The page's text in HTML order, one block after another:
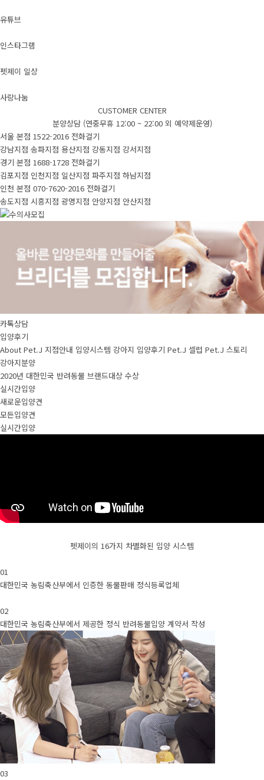
유튜브
인스타그램
펫제이 일상
사랑나눔
CUSTOMER CENTER
분양상담 (연중무휴 12:00 ~ 22:00 외 예약제운영)
서울 본점 1522-2016 전화걸기
강남지점 송파지점 용산지점 강동지점 강서지점
경기 본점 1688-1728 전화걸기
김포지점 인천지점 일산지점 파주지점 하남지점
인천 본점 070-7620-2016 전화걸기
송도지점 시흥지점 광명지점 안양지점 안산지점
카톡상담
입양후기
About Pet.J 지점안내 입양시스템 강아지 입양후기 Pet.J 셀럽 Pet.J 스토리
강아지분양
2020년 대한민국 반려동물 브랜드대상 수상
실시간입양
새로운입양견
모든입양견
실시간입양
펫제이의 16가지 차별화된 입양 시스템
01
대한민국 농림축산부에서 인증한 동물판매 정식등록업체
02
대한민국 농림축산부에서 제공한 정식 반려동물입양 계약서 작성
03